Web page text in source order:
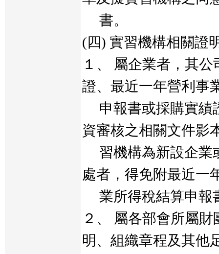
書。
(四) 實習機構相關證
１、 屬企業者，其
證、最近一年營利事
申報書或採購實績
資審核之相關文件影
習機構為新設企業
處者，得免附最近一
業所得稅結算申報
２、 屬各部會所屬
明、組織章程及其他